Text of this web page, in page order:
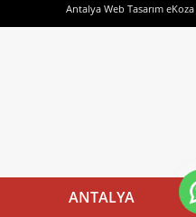
ANTALYA
Antalya Web TasarımeKoza